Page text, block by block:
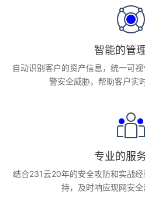
智能的管
自动识别客户的资产信息，统一可
警安全威胁，帮助客户实
专业的服
结合231云20年的安全攻防和实战
持，及时响应现网安